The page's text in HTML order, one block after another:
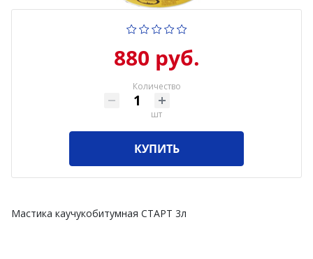
880 руб.
Количество
шт
КУПИТЬ
Мастика каучукобитумная СТАРТ 3л